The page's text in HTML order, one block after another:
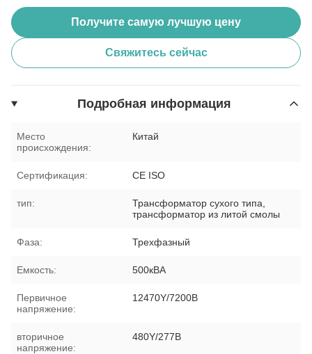
Получите самую лучшую цену
Свяжитесь сейчас
Подробная информация
Место
происхождения:
Китай
Сертификация: CE ISO
тип:
Трансформатор сухого типа,
трансформатор из литой смолы
Фаза: Трехфазный
Емкость: 500кВА
Первичное
напряжение:
12470Y/7200В
вторичное
напряжение:
480Y/277В